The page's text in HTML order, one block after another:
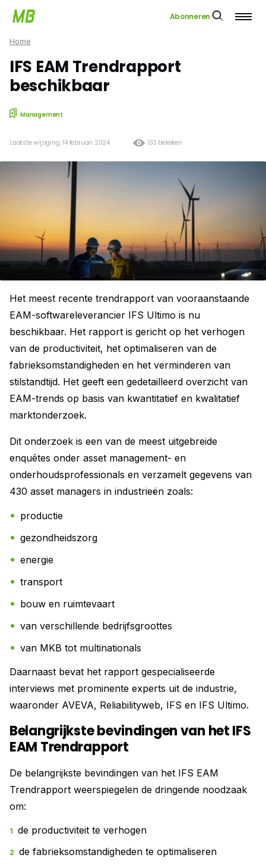
Abonneren
Home
IFS EAM Trendrapport
beschikbaar
Management
133 bekeken
Laatste wijziging: 14 februari 2024
Het meest recente trendrapport van vooraanstaande
EAM-softwareleverancier IFS Ultimo is nu
beschikbaar. Het rapport is gericht op het verhogen
van de productiviteit, het optimaliseren van de
fabrieksomstandigheden en het verminderen van
stilstandtijd. Het geeft een gedetailleerd overzicht van
EAM-trends op basis van kwantitatief en kwalitatief
marktonderzoek.
Dit onderzoek is een van de meest uitgebreide
enquêtes onder asset management- en
onderhoudsprofessionals en verzamelt gegevens van
430 asset managers in industrieën zoals:
productie
gezondheidszorg
energie
transport
bouw en ruimtevaart
van verschillende bedrijfsgroottes
van MKB tot multinationals
Daarnaast bevat het rapport gespecialiseerde
interviews met prominente experts uit de industrie,
waaronder AVEVA, Reliabilityweb, IFS en IFS Ultimo.
Belangrijkste bevindingen van het IFS
EAM Trendrapport
De belangrijkste bevindingen van het IFS EAM
Trendrapport weerspiegelen de dringende noodzaak
om:
de productiviteit te verhogen
de fabrieksomstandigheden te optimaliseren